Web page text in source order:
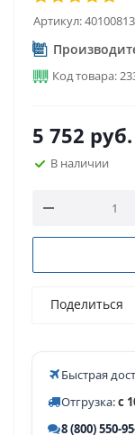
Артикул:40100813
Код товара:
5 752 руб.
В наличии
Поделиться
Быстрая
Отгрузка:с
8 (800) 550-